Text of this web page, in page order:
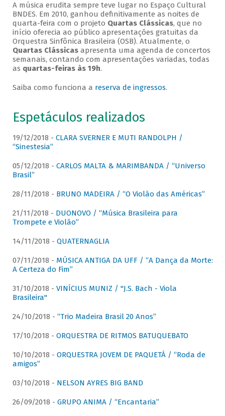
A música erudita sempre teve lugar no Espaço Cultural
BNDES. Em 2010, ganhou definitivamente as noites de
quarta-feira com o projeto Quartas Clássicas, que no
início oferecia ao público apresentações gratuitas da
Orquestra Sinfônica Brasileira (OSB). Atualmente, o
Quartas Clássicasapresenta uma agenda de concertos
semanais, contando com apresentações variadas, todas
as quartas-feiras às 19h.
Saiba como funciona a reserva de ingressos.
Espetáculos realizados
19/12/2018 - CLARA SVERNER E MUTI RANDOLPH /
“Sinestesia”
05/12/2018 - CARLOS MALTA & MARIMBANDA / “Universo
Brasil”
28/11/2018 - BRUNO MADEIRA / “O Violão das Américas”
21/11/2018 - DUONOVO / “Música Brasileira para
Trompete e Violão”
14/11/2018 - QUATERNAGLIA
07/11/2018 - MÚSICA ANTIGA DA UFF / “A Dança da Morte:
A Certeza do Fim”
31/10/2018 - VINÍCIUS MUNIZ / "J.S. Bach - Viola
Brasileira"
24/10/2018 - “Trio Madeira Brasil 20 Anos”
17/10/2018 - ORQUESTRA DE RITMOS BATUQUEBATO
10/10/2018 - ORQUESTRA JOVEM DE PAQUETÁ / “Roda de
amigos”
03/10/2018 - NELSON AYRES BIG BAND
26/09/2018 - GRUPO ANIMA / “Encantaria”